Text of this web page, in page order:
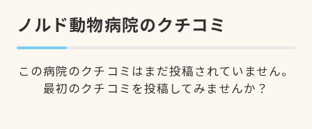
ノルド動物病院のクチコミ
この病院のクチコミはまだ投稿されていません。
最初のクチコミを投稿してみませんか？